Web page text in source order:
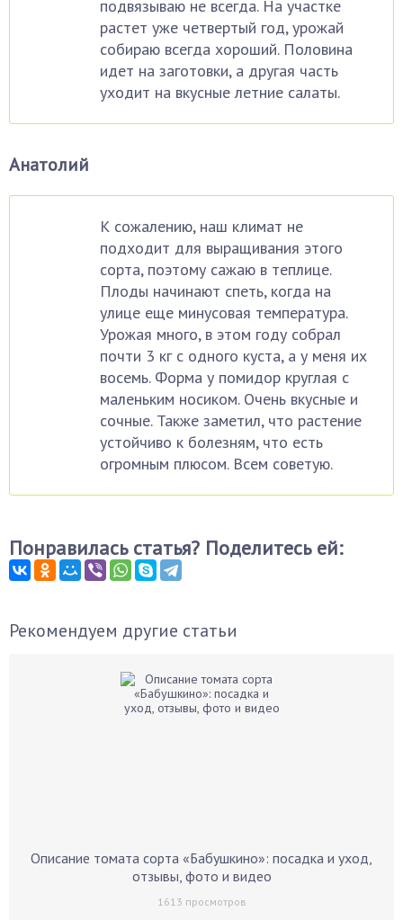
подвязываю не всегда. На участке
растет уже четвертый год, урожай
собираю всегда хороший. Половина
идет на заготовки, а другая часть
уходит на вкусные летние салаты.
Анатолий
К сожалению, наш климат не
подходит для выращивания этого
сорта, поэтому сажаю в теплице.
Плоды начинают спеть, когда на
улице еще минусовая температура.
Урожая много, в этом году собрал
почти 3 кг с одного куста, а у меня их
восемь. Форма у помидор круглая с
маленьким носиком. Очень вкусные и
сочные. Также заметил, что растение
устойчиво к болезням, что есть
огромным плюсом. Всем советую.
Понравилась статья? Поделитесь ей:
Рекомендуем другие статьи
Описание томата сорта «Бабушкино»: посадка и уход,
отзывы, фото и видео
1613 просмотров